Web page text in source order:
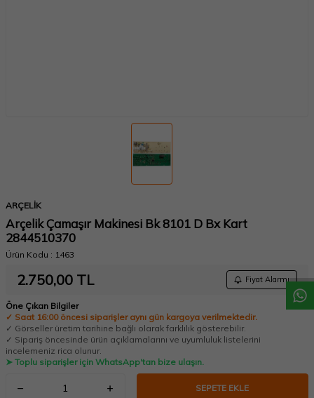
ARÇELİK
Arçelik Çamaşır Makinesi Bk 8101 D Bx Kart
2844510370
Ürün Kodu : 1463
2.750,00 TL Fiyat Alarmı
Öne Çıkan Bilgiler
✓ Saat 16:00 öncesi siparişler aynı gün kargoya verilmektedir.
✓ Görseller üretim tarihine bağlı olarak farklılık gösterebilir.
✓ Sipariş öncesinde ürün açıklamalarını ve uyumluluk listelerini
incelemeniz rica olunur.
➤ Toplu siparişler için WhatsApp'tan bize ulaşın.
SEPETE EKLE